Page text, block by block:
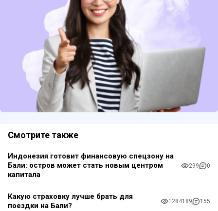
Смотрите также
Индонезия готовит финансовую спецзону на
Бали: остров может стать новым центром
капитала
299 0
Какую страховку лучше брать для
поездки на Бали?
1284189 155